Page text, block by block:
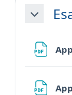
Collapse